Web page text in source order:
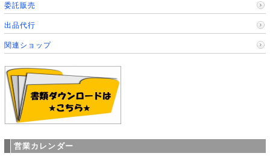
委託販売
出品代行
関連ショップ
営業カレンダー